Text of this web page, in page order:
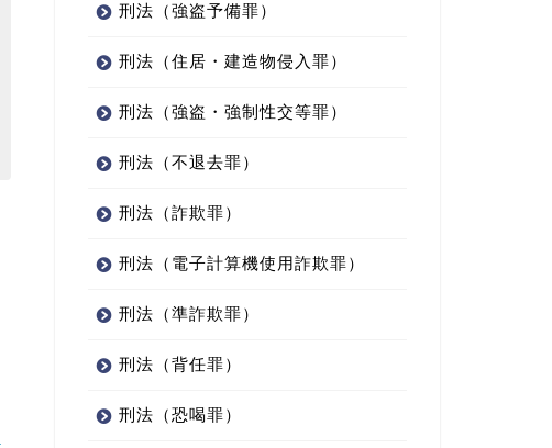
刑法（強盗予備罪）
刑法（住居・建造物侵入罪）
刑法（強盗・強制性交等罪）
刑法（不退去罪）
刑法（詐欺罪）
刑法（電子計算機使用詐欺罪）
刑法（準詐欺罪）
刑法（背任罪）
刑法（恐喝罪）